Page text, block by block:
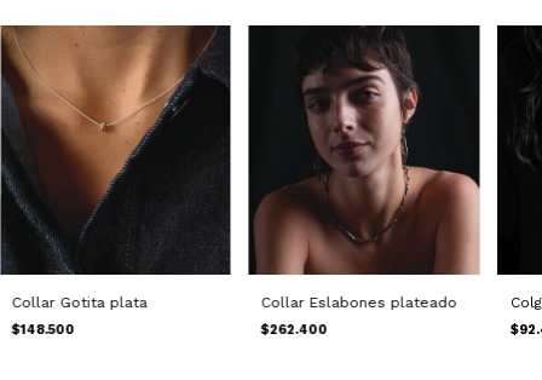
Collar Gotita plata
$148.500
Collar Eslabones plateado
$262.400